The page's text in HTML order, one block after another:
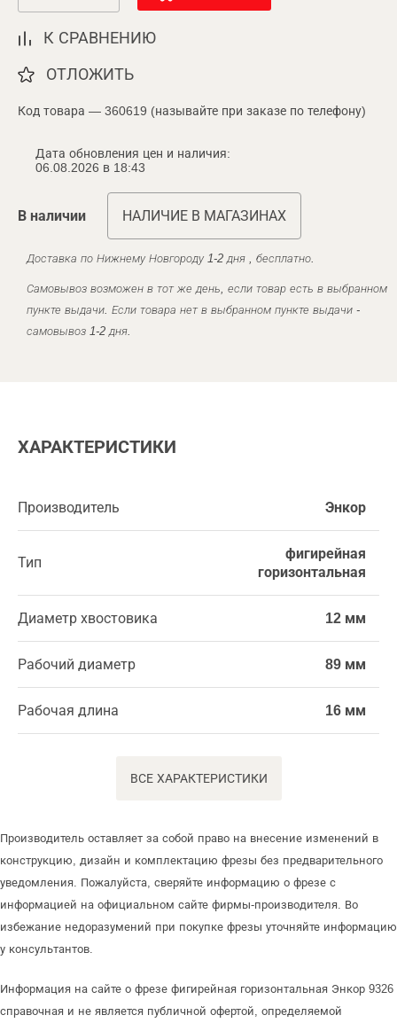
К СРАВНЕНИЮ
ОТЛОЖИТЬ
Код товара — 360619 (называйте при заказе по телефону)
Дата обновления цен и наличия:
06.08.2026 в 18:43
В наличии НАЛИЧИЕ В МАГАЗИНАХ
Доставка по Нижнему Новгороду 1-2 дня , бесплатно.
Самовывоз возможен в тот же день, если товар есть в выбранном
пункте выдачи. Если товара нет в выбранном пункте выдачи -
самовывоз 1-2 дня.
ХАРАКТЕРИСТИКИ
Производитель Энкор
Тип
фигирейная
горизонтальная
Диаметр хвостовика 12 мм
Рабочий диаметр 89 мм
Рабочая длина 16 мм
ВСЕ ХАРАКТЕРИСТИКИ
Производитель оставляет за собой право на внесение изменений в
конструкцию, дизайн и комплектацию фрезы без предварительного
уведомления. Пожалуйста, сверяйте информацию о фрезе с
информацией на официальном сайте фирмы-производителя. Во
избежание недоразумений при покупке фрезы уточняйте информацию
у консультантов.
Информация на сайте о фрезе фигирейная горизонтальная Энкор 9326
справочная и не является публичной офертой, определяемой